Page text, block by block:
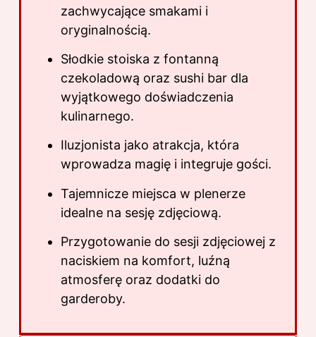
zachwycające smakami i
oryginalnością.
Słodkie stoiska z fontanną
czekoladową oraz sushi bar dla
wyjątkowego doświadczenia
kulinarnego.
Iluzjonista jako atrakcja, która
wprowadza magię i integruje gości.
Tajemnicze miejsca w plenerze
idealne na sesję zdjęciową.
Przygotowanie do sesji zdjęciowej z
naciskiem na komfort, luźną
atmosferę oraz dodatki do
garderoby.